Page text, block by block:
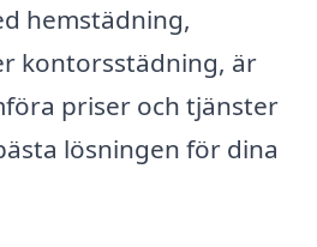
hemstädning,
kontorsstädning, är
priser och tjänster
lösningen för dina